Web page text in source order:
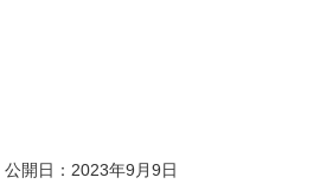
公開日： 2023年9月9日